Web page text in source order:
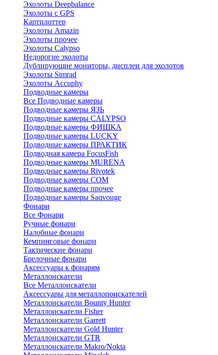
Эхолоты Deepbalance
Эхолоты с GPS
Картплоттер
Эхолоты Amazin
Эхолоты прочее
Эхолоты Calypso
Недорогие эхолоты
Дублирующие мониторы, дисплеи для эхолотов
Эхолоты Simrad
Эхолоты Accuphy
Подводные камеры
Все Подводные камеры
Подводные камеры ЯЗЬ
Подводные камеры CALYPSO
Подводные камеры ФИШКА
Подводные камеры LUCKY
Подводные камеры ПРАКТИК
Подводная камера FocusFish
Подводные камеры MURENA
Подводные камеры Rivotek
Подводные камеры СОМ
Подводные камеры прочее
Подводные камеры Saqvouge
Фонари
Все Фонари
Ручные фонари
Налобные фонари
Кемпинговые фонари
Тактические фонари
Брелочные фонари
Аксессуары к фонарям
Металлоискатели
Все Металлоискатели
Аксессуары для металлопоискателей
Металлоискатели Bounty Hunter
Металлоискатели Fisher
Металлоискатели Garrett
Металлоискатели Gold Hunter
Металлоискатели GTR
Металлоискатели Makro/Nokta